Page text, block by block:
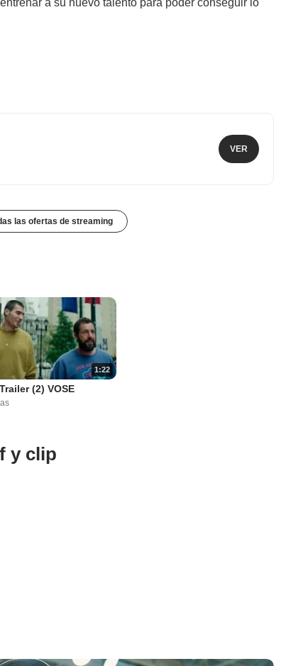
VER
las ofertas de streaming
1:22
(2) VOSE
y clip